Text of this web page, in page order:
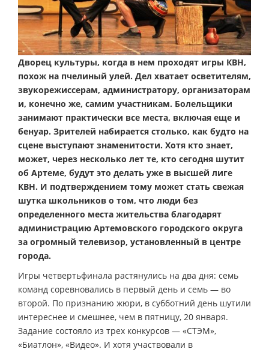
Дворец культуры, когда в нем проходят игры КВН,
похож на пчелиный улей. Дел хватает осветителям,
звукорежиссерам, администратору, организаторам
и, конечно же, самим участникам. Болельщики
занимают практически все места, включая еще и
бенуар. Зрителей набирается столько, как будто на
сцене выступают знаменитости. Хотя кто знает,
может, через несколько лет те, кто сегодня шутит
об Артеме, будут это делать уже в высшей лиге
КВН. И подтверждением тому может стать свежая
шутка школьников о том, что люди без
определенного места жительства благодарят
администрацию Артемовского городского округа
за огромный телевизор, установленный в центре
города.
Игры четвертьфинала растянулись на два дня: семь
команд соревновались в первый день и семь — во
второй. По признанию жюри, в субботний день шутили
интереснее и смешнее, чем в пятницу, 20 января.
Задание состояло из трех конкурсов — «СТЭМ»,
«Биатлон», «Видео». И хотя участвовали в